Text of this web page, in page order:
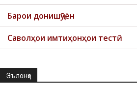
Барои донишҷӯён
Саволҳои имтиҳонҳои тестӣ
Эълонҳо